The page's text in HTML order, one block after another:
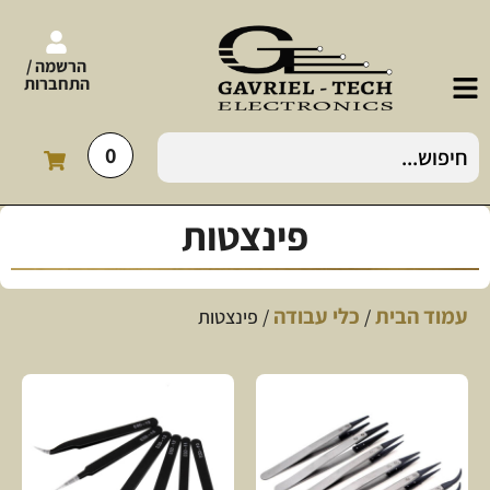
הרשמה /
התחברות
0
פינצטות
עמוד הבית/ כלי עבודה / פינצטות